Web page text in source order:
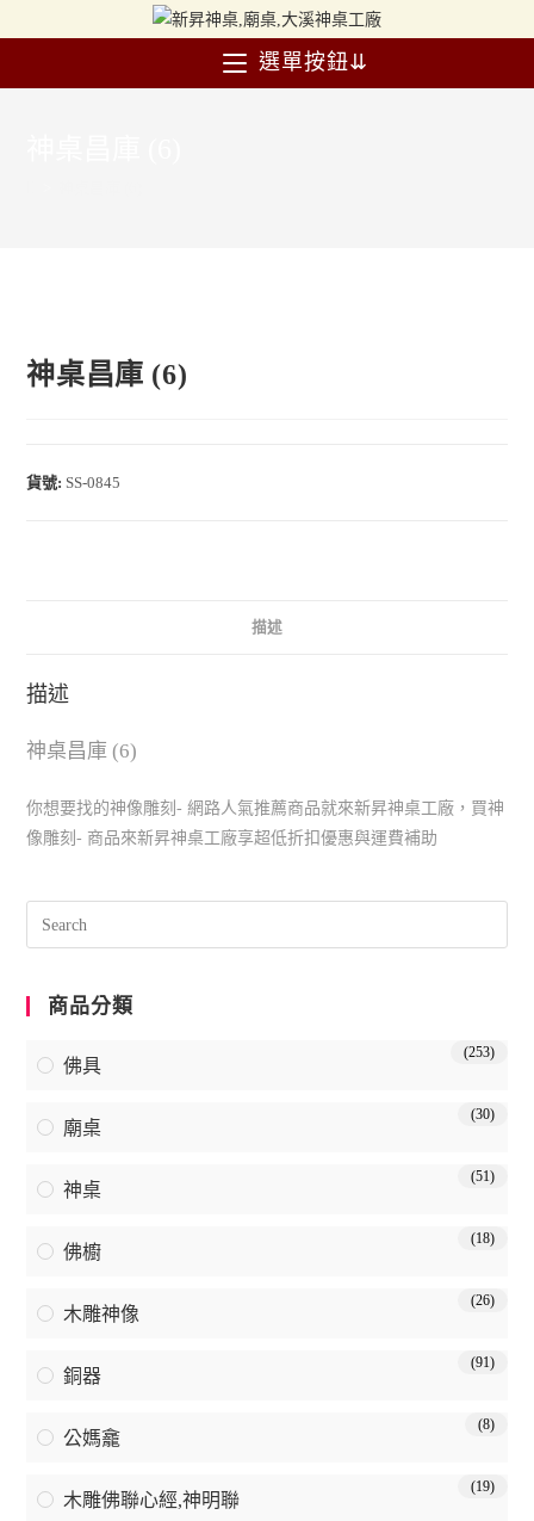
選單按鈕⇊
神桌昌庫 (6)
貨號: SS-0845
描述
描述
神桌昌庫 (6)
你想要找的神像雕刻- 網路人氣推薦商品就來新昇神桌工廠，買神
像雕刻- 商品來新昇神桌工廠享超低折扣優惠與運費補助
商品分類
佛具
(253)
廟桌
(30)
神桌
(51)
佛櫥
(18)
木雕神像
(26)
銅器
(91)
公媽龕
(8)
木雕佛聯心經,神明聯
(19)